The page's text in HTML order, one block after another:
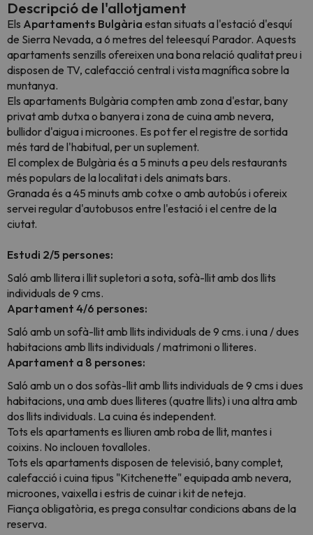
Descripció de l'allotjament
Els Apartaments Bulgària estan situats a l'estació d'esquí
de Sierra Nevada, a 6 metres del teleesquí Parador. Aquests
apartaments senzills ofereixen una bona relació qualitat preu i
disposen de TV, calefacció central i vista magnífica sobre la
muntanya.
Els apartaments Bulgària compten amb zona d'estar, bany
privat amb dutxa o banyera i zona de cuina amb nevera,
bullidor d'aigua i microones. Es pot fer el registre de sortida
més tard de l'habitual, per un suplement.
El complex de Bulgària és a 5 minuts a peu dels restaurants
més populars de la localitat i dels animats bars.
Granada és a 45 minuts amb cotxe o amb autobús i ofereix
servei regular d'autobusos entre l'estació i el centre de la
ciutat.
Estudi 2/5 persones:
Saló amb llitera i llit supletori a sota, sofà-llit amb dos llits
individuals de 9 cms.
Apartament 4/6 persones:
Saló amb un sofà-llit amb llits individuals de 9 cms. i una / dues
habitacions amb llits individuals / matrimoni o lliteres.
Apartament a 8 persones:
Saló amb un o dos sofàs-llit amb llits individuals de 9 cms i dues
habitacions, una amb dues lliteres (quatre llits) i una altra amb
dos llits individuals. La cuina és independent.
Tots els apartaments es lliuren amb roba de llit, mantes i
coixins. No inclouen tovalloles.
Tots els apartaments disposen de televisió, bany complet,
calefacció i cuina tipus "Kitchenette" equipada amb nevera,
microones, vaixella i estris de cuinar i kit de neteja.
Fiança obligatòria, es prega consultar condicions abans de la
reserva.